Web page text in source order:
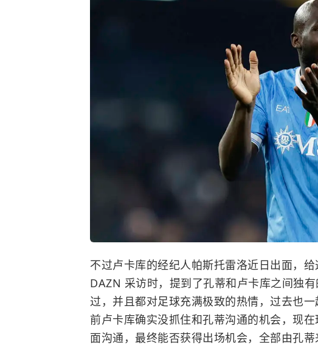
不过卢卡库的经纪人帕斯托雷洛近日出面，
DAZN 采访时，提到了孔蒂和卢卡库之间独
过，并且都对足球充满极致的热情，过去也
前卢卡库确实没抓住和孔蒂沟通的机会，现
面沟通，最终能否获得出场机会，全部由孔蒂